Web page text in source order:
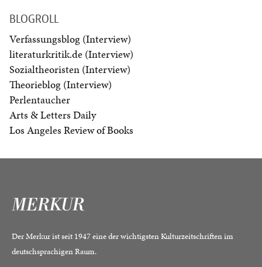
BLOGROLL
Verfassungsblog (Interview)
literaturkritik.de (Interview)
Sozialtheoristen (Interview)
Theorieblog (Interview)
Perlentaucher
Arts & Letters Daily
Los Angeles Review of Books
Der Merkur ist seit 1947 eine der wichtigsten Kulturzeitschriften im
deutschsprachigen Raum.